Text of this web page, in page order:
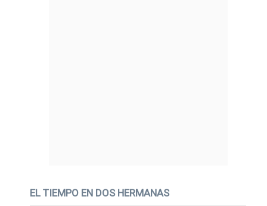
EL TIEMPO EN DOS HERMANAS